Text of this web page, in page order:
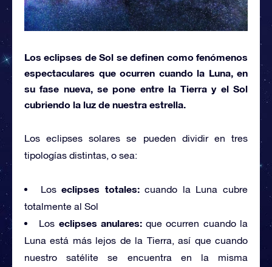
Loseclipses de Sol se definen como fenómenos
espectaculares que ocurren cuando la Luna, en
su fase nueva, se pone entre la Tierra y el Sol
cubriendo la luz de nuestra estrella.
Los eclipses solares se pueden dividir en tres
tipologías distintas, o sea:
Loseclipses totales:cuando la Luna cubre
totalmente al Sol
Los eclipses anulares:que ocurren cuando la
Luna está más lejos de la Tierra, así que cuando
nuestro satélite se encuentra en la misma